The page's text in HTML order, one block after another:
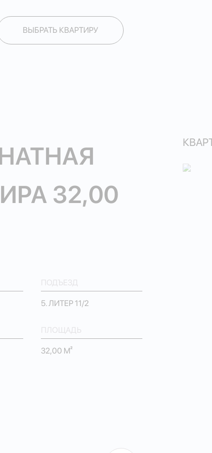
ВЫБРАТЬ КВАРТИРУ
32,00
ПОДЪЕЗД
5. ЛИТЕР 11/2
ПЛОЩАДЬ
32,00 М²